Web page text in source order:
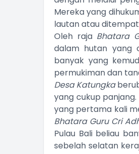
Mereka yang
lautan atau
Oleh raja Bhatara
dalam hutan yang
banyak yang
permukiman dan
Desa Katungka
yang cukup
yang pertama kali
Bhatara Guru Cri
Pulau Bali beliau
sebelah selatan